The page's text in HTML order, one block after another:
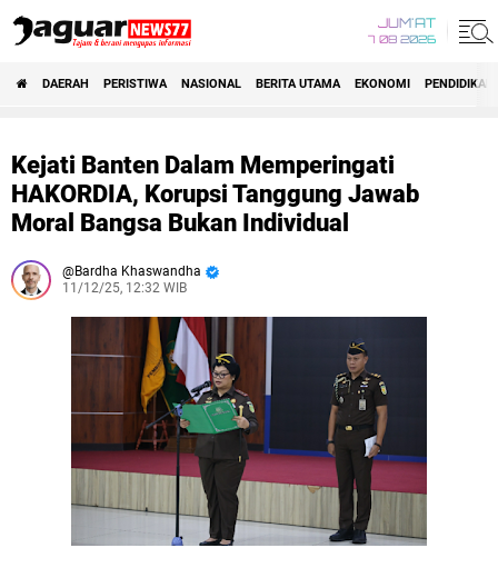
JUM'AT
7 08 2026
DAERAH PERISTIWA NASIONAL BERITA UTAMA EKONOMI PENDIDIKAN
Kejati Banten Dalam Memperingati
HAKORDIA, Korupsi Tanggung Jawab
Moral Bangsa Bukan Individual
Bardha Khaswandha
11/12/25, 12:32 WIB